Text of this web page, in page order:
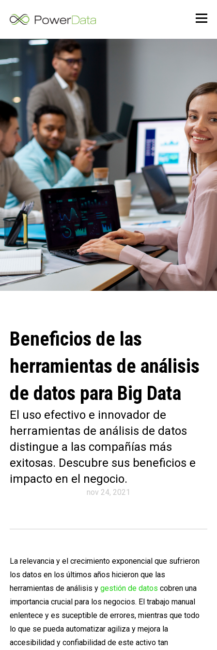
Beneficios de las
herramientas de análisis
de datos para Big Data
El uso efectivo e innovador de
herramientas de análisis de datos
distingue a las compañías más
exitosas. Descubre sus beneficios e
impacto en el negocio.
nov 24, 2021
La relevancia y el crecimiento exponencial que sufrieron
los datos en los últimos años hicieron que las
herramientas de análisis y gestión de datos cobren una
importancia crucial para los negocios. El trabajo manual
enlentece y es suceptible de errores, mientras que todo
lo que se pueda automatizar agiliza y mejora la
accesibilidad y confiabilidad de este activo tan